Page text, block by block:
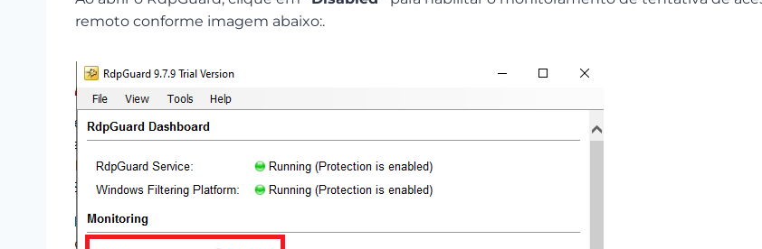
remoto conforme imagem abaixo:.